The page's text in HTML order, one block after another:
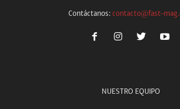
Contáctanos: contacto@fast-
NUESTRO EQUIPO